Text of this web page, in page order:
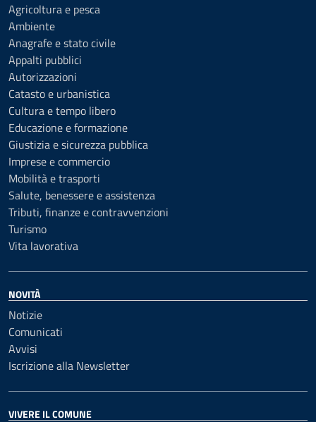
Agricoltura e pesca
Ambiente
Anagrafe e stato civile
Appalti pubblici
Autorizzazioni
Catasto e urbanistica
Cultura e tempo libero
Educazione e formazione
Giustizia e sicurezza pubblica
Imprese e commercio
Mobilità e trasporti
Salute, benessere e assistenza
Tributi, finanze e contravvenzioni
Turismo
Vita lavorativa
NOVITÀ
Notizie
Comunicati
Avvisi
Iscrizione alla Newsletter
VIVERE IL COMUNE